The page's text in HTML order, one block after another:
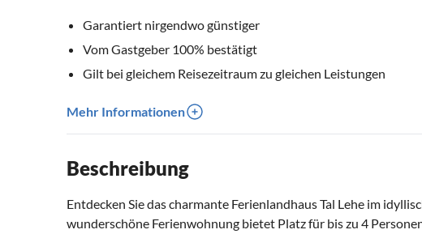
Garantiert nirgendwo günstiger
Vom Gastgeber 100% bestätigt
Gilt bei gleichem Reisezeitraum zu gleichen Leistungen
Mehr Informationen
Beschreibung
Entdecken Sie das charmante Ferienlandhaus Tal Lehe im
wunderschöne Ferienwohnung bietet Platz für bis zu 4